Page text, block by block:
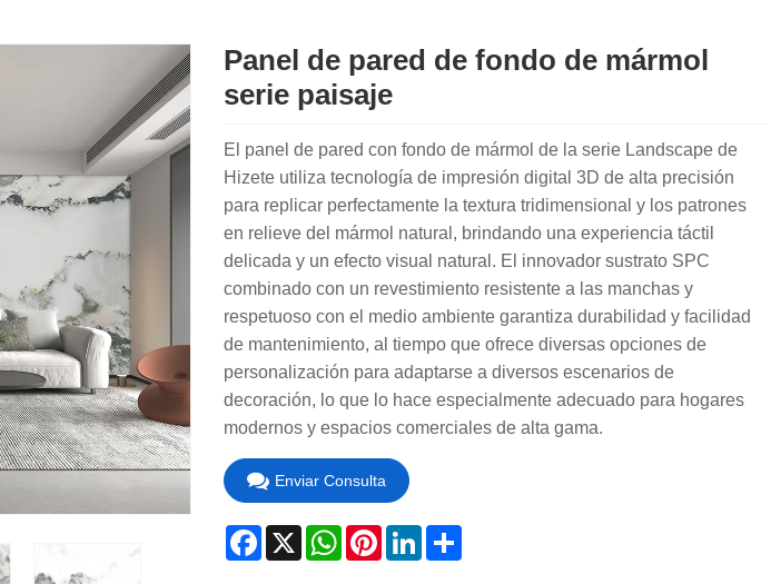
Panel de pared de fondo de mármol
serie paisaje
El panel de pared con fondo de mármol de la serie Landscape de
Hizete utiliza tecnología de impresión digital 3D de alta precisión
para replicar perfectamente la textura tridimensional y los patrones
en relieve del mármol natural, brindando una experiencia táctil
delicada y un efecto visual natural. El innovador sustrato SPC
combinado con un revestimiento resistente a las manchas y
respetuoso con el medio ambiente garantiza durabilidad y facilidad
de mantenimiento, al tiempo que ofrece diversas opciones de
personalización para adaptarse a diversos escenarios de
decoración, lo que lo hace especialmente adecuado para hogares
modernos y espacios comerciales de alta gama.
Enviar Consulta
Facebook
X WhatsApp
PinterestLinkedInShare